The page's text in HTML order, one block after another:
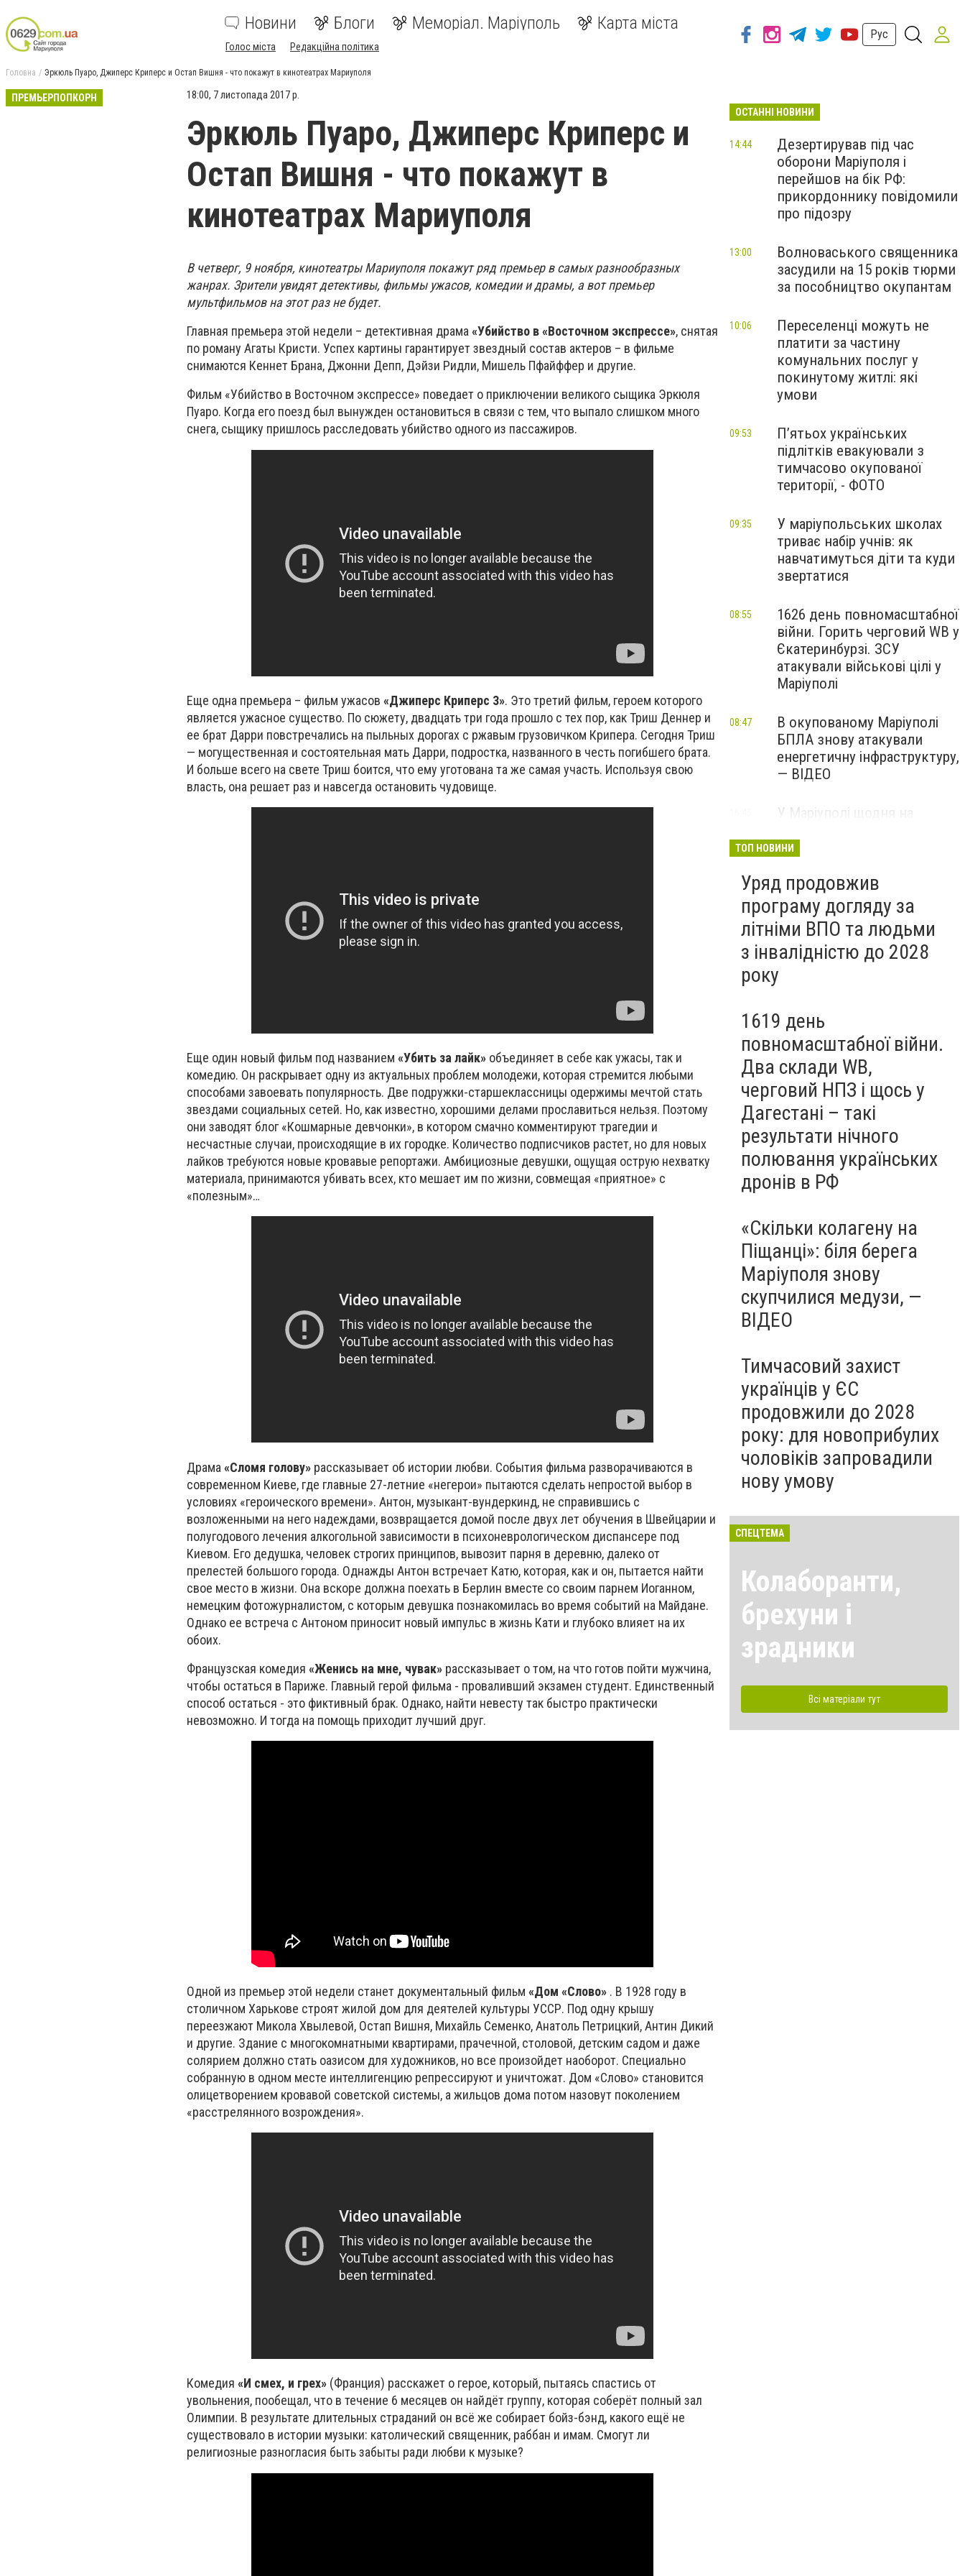
Новини Блоги Меморіал. Маріуполь Карта міста
Голос міста Редакційна політика
Рус
Головна Эркюль Пуаро, Джиперс Криперс и Остап Вишня - что покажут в кинотеатрах Мариуполя
ПРЕМЬЕРПОПКОРН 18:00, 7 листопада 2017 р.
Эркюль Пуаро, Джиперс Криперс и
Остап Вишня - что покажут в
кинотеатрах Мариуполя
В четверг, 9 ноября, кинотеатры Мариуполя покажут ряд премьер в самых разнообразных
жанрах. Зрители увидят детективы, фильмы ужасов, комедии и драмы, а вот премьер
мультфильмов на этот раз не будет.
Главная премьера этой недели – детективная драма «Убийство в «Восточном экспрессе», снятая
по роману Агаты Кристи. Успех картины гарантирует звездный состав актеров – в фильме
снимаются Кеннет Брана, Джонни Депп, Дэйзи Ридли, Мишель Пфайффер и другие.
Фильм «Убийство в Восточном экспрессе» поведает о приключении великого сыщика Эркюля
Пуаро. Когда его поезд был вынужден остановиться в связи с тем, что выпало слишком много
снега, сыщику пришлось расследовать убийство одного из пассажиров.
Еще одна премьера – фильм ужасов «Джиперс Криперс 3». Это третий фильм, героем которого
является ужасное существо. По сюжету, двадцать три года прошло с тех пор, как Триш Деннер и
ее брат Дарри повстречались на пыльных дорогах с ржавым грузовичком Крипера. Сегодня Триш
— могущественная и состоятельная мать Дарри, подростка, названного в честь погибшего брата.
И больше всего на свете Триш боится, что ему уготована та же самая участь. Используя свою
власть, она решает раз и навсегда остановить чудовище.
Еще один новый фильм под названием «Убить за лайк» объединяет в себе как ужасы, так и
комедию. Он раскрывает одну из актуальных проблем молодежи, которая стремится любыми
способами завоевать популярность. Две подружки-старшеклассницы одержимы мечтой стать
звездами социальных сетей. Но, как известно, хорошими делами прославиться нельзя. Поэтому
они заводят блог «Кошмарные девчонки», в котором смачно комментируют трагедии и
несчастные случаи, происходящие в их городке. Количество подписчиков растет, но для новых
лайков требуются новые кровавые репортажи. Амбициозные девушки, ощущая острую нехватку
материала, принимаются убивать всех, кто мешает им по жизни, совмещая «приятное» с
«полезным»…
Драма «Сломя голову» рассказывает об истории любви. События фильма разворачиваются в
современном Киеве, где главные 27-летние «негерои» пытаются сделать непростой выбор в
условиях «героического времени». Антон, музыкант-вундеркинд, не справившись с
возложенными на него надеждами, возвращается домой после двух лет обучения в Швейцарии и
полугодового лечения алкогольной зависимости в психоневрологическом диспансере под
Киевом. Его дедушка, человек строгих принципов, вывозит парня в деревню, далеко от
прелестей большого города. Однажды Антон встречает Катю, которая, как и он, пытается найти
свое место в жизни. Она вскоре должна поехать в Берлин вместе со своим парнем Иоганном,
немецким фотожурналистом, с которым девушка познакомилась во время событий на Майдане.
Однако ее встреча с Антоном приносит новый импульс в жизнь Кати и глубоко влияет на их
обоих.
Французская комедия «Женись на мне, чувак» рассказывает о том, на что готов пойти мужчина,
чтобы остаться в Париже. Главный герой фильма - проваливший экзамен студент. Единственный
способ остаться - это фиктивный брак. Однако, найти невесту так быстро практически
невозможно. И тогда на помощь приходит лучший друг.
Одной из премьер этой недели станет документальный фильм «Дом «Слово» . В 1928 году в
столичном Харькове строят жилой дом для деятелей культуры УССР. Под одну крышу
переезжают Микола Хвылевой, Остап Вишня, Михайль Семенко, Анатоль Петрицкий, Антин Дикий
и другие. Здание с многокомнатными квартирами, прачечной, столовой, детским садом и даже
солярием должно стать оазисом для художников, но все произойдет наоборот. Специально
собранную в одном месте интеллигенцию репрессируют и уничтожат. Дом «Слово» становится
олицетворением кровавой советской системы, а жильцов дома потом назовут поколением
«расстрелянного возрождения».
Комедия «И смех, и грех» (Франция) расскажет о герое, который, пытаясь спастись от
увольнения, пообещал, что в течение 6 месяцев он найдёт группу, которая соберёт полный зал
Олимпии. В результате длительных страданий он всё же собирает бойз-бэнд, какого ещё не
существовало в истории музыки: католический священник, раббан и имам. Смогут ли
религиозные разногласия быть забыты ради любви к музыке?
ОСТАННІ НОВИНИ
Дезертирував під час
оборони Маріуполя і
перейшов на бік РФ:
прикордоннику повідомили
про підозру
14:44
Волноваського священника
засудили на 15 років тюрми
за пособництво окупантам
13:00
Переселенці можуть не
платити за частину
комунальних послуг у
покинутому житлі: які
умови
10:06
П’ятьох українських
підлітків евакуювали з
тимчасово окупованої
території, - ФОТО
09:53
У маріупольських школах
триває набір учнів: як
навчатимуться діти та куди
звертатися
09:35
1626 день повномасштабної
війни. Горить черговий WB у
Єкатеринбурзі. ЗСУ
атакували військові цілі у
Маріуполі
08:55
В окупованому Маріуполі
БПЛА знову атакували
енергетичну інфраструктуру,
— ВІДЕО
08:47
У Маріуполі щодня на
відключатимуть світло: це
ТОП НОВИНИ
Уряд продовжив
програму догляду за
літніми ВПО та людьми
з інвалідністю до 2028
року
1619 день
повномасштабної війни.
Два склади WB,
черговий НПЗ і щось у
Дагестані – такі
результати нічного
полювання українських
дронів в РФ
«Скільки колагену на
Піщанці»: біля берега
Маріуполя знову
скупчилися медузи, —
ВІДЕО
Тимчасовий захист
українців у ЄС
продовжили до 2028
року: для новоприбулих
чоловіків запровадили
нову умову
СПЕЦТЕМА
Колаборанти,
брехуни і
зрадники
Всі матеріали тут